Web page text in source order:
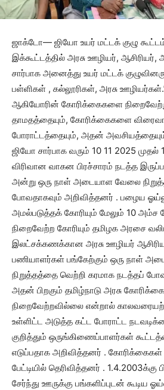
ஜாக்டோ— ஜியோ உயர் மட்டக் குழு கூட்டம்
இக்கூட்டத்தில் அரசு ஊழியர், ஆசிரியர்,
சார்பாக அனைத்து உயர் மட்டக்
பள்ளிகள் , கல்லூரிகள், அரசு
ஆகியோரின் கோரிக்கைகளை
தாமதத்தையும், கோரிக்கைகளை
போராட்டத்தையும், அதன் அவசியத்தையும்
ஜியோ சார்பாக வரும் 10 11 2025 முதல்
விரிவான வாகன பிரச்சாரம் நடத்த
அன்று ஒரு நாள் அடையாள வேலை
போவதாகவும் அறிவித்தனர் . பழைய
அமல்படுத்தக் கோரியும் மேலும் 10
நிறைவேற்ற கோரியும் தமிழக அரசை
இலட்சக்கணக்கான அரசு ஊழியர்
பணியாளர்கள் பங்கேற்கும் ஒரு நாள்
நிறுத்தத்தை வெற்றி கரமாக நடத்தப்
அதன் பிறகும் தமிழ்நாடு அரசு
நிறைவேற்றவில்லை என்றால்
உள்ளிட்ட அடுத்த கட்ட போராட்ட
குறித்தும் ஒருங்கிணைப்பாளர்கள்
எடுப்பதாக அறிவித்தனர் .
பேட்டியில் தெரிவித்தனர் . 1.4.2003க்கு
சேர்ந்து ஊருக்கு பங்களிப்புடன் கூடிய